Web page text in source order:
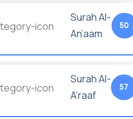
Surah Al-
An’aam
50
Surah Al-
A’raaf
57